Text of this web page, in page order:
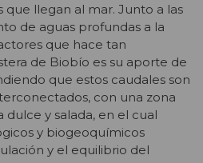
llegan al mar. Junto a las
de aguas profundas a la
que hace tan
de Biobío es su aporte de
que estos caudales son
con una zona
y salada, en el cual
y biogeoquímicos
y el equilibrio del